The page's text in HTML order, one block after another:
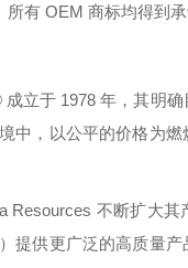
所有 OEM 商标均得到承
成立于 1978年，其明确
中，以公平的价格为燃
Resources 不断扩大其
提供更广泛的高质量